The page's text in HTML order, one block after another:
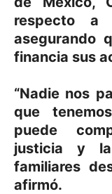
respecto a
asegurando
financia sus
“Nadie nos
que
puede
justicia y
familiares
afirmó.